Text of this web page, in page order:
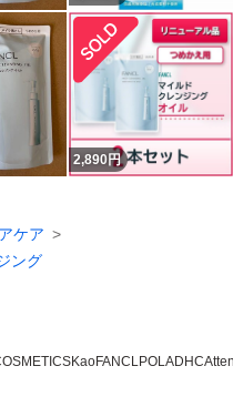
2,890 円
ケア
ング
KaoFANCLPOLADHC